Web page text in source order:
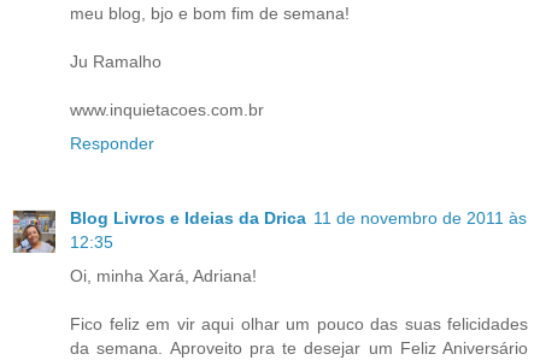
meu blog, bjo e bom fim de semana!
Ju Ramalho
www.inquietacoes.com.br
Responder
Blog Livros e Ideias da Drica 11 de novembro de 2011 às
12:35
Oi, minha Xará, Adriana!
Fico feliz em vir aqui olhar um pouco das suas felicidades
da semana. Aproveito pra te desejar um Feliz Aniversário